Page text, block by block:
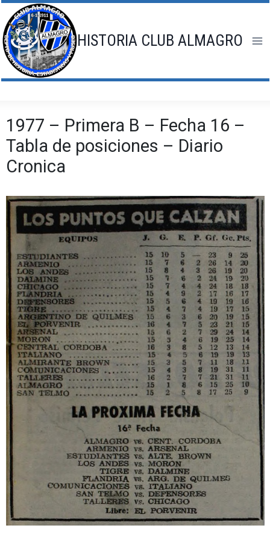
Saltar
al
contenido
HISTORIA CLUB ALMAGRO
1977 – Primera B – Fecha 16 –
Tabla de posiciones – Diario
Cronica